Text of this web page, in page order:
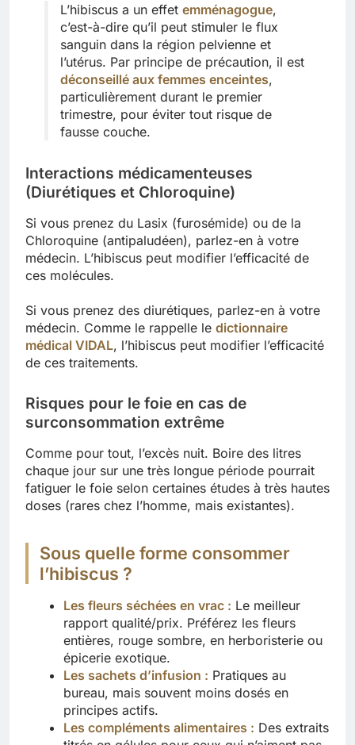
L’hibiscus a un effet emménagogue,
c’est-à-dire qu’il peut stimuler le flux
sanguin dans la région pelvienne et
l’utérus. Par principe de précaution, il est
déconseillé aux femmes enceintes,
particulièrement durant le premier
trimestre, pour éviter tout risque de
fausse couche.
Interactions médicamenteuses
(Diurétiques et Chloroquine)
Si vous prenez du Lasix (furosémide) ou de la
Chloroquine (antipaludéen), parlez-en à votre
médecin. L’hibiscus peut modifier l’efficacité de
ces molécules.
Si vous prenez des diurétiques, parlez-en à votre
médecin. Comme le rappelle le dictionnaire
médical VIDAL, l’hibiscus peut modifier l’efficacité
de ces traitements.
Risques pour le foie en cas de
surconsommation extrême
Comme pour tout, l’excès nuit. Boire des litres
chaque jour sur une très longue période pourrait
fatiguer le foie selon certaines études à très hautes
doses (rares chez l’homme, mais existantes).
Sous quelle forme consommer
l’hibiscus ?
Les fleurs séchées en vrac : Le meilleur
rapport qualité/prix. Préférez les fleurs
entières, rouge sombre, en herboristerie ou
épicerie exotique.
Les sachets d’infusion : Pratiques au
bureau, mais souvent moins dosés en
principes actifs.
Les compléments alimentaires : Des extraits